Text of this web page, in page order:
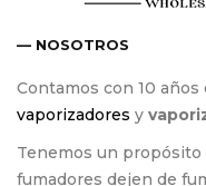
— NOSOTROS
Contamos con 10
vaporizadores y
Tenemos un propósito
fumadores dejen de